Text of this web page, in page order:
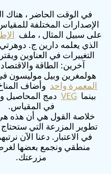
في الوقت الحاضر ، هناك
الإصدارات المختلفة
على سبيل المثال ، ملف
الذي يعلمه دارين ج.
التغييرات في العناوين
آخرين: الطاقة
هولمغرين وبيل موليسون
المعمرة واحد وأضاف
بينما VEG دمج المحاصيل
في المقياس.
خلاصة القول هي أن هذه
تطوير المزرعة التي
في الاعتبار. دعنا الآن
منطقي ونجمع بعضها
مزرعتك.